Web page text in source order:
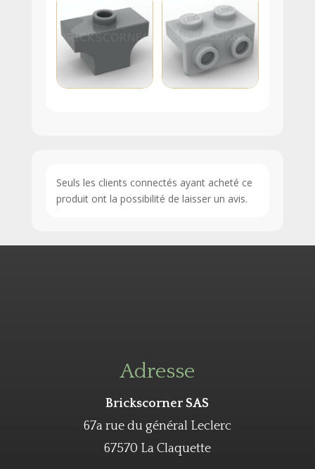
Seuls les clients connectés ayant acheté ce
produit ont la possibilité de laisser un avis.
Adresse
Brickscorner SAS
67a rue du général Leclerc
67570 La Claquette